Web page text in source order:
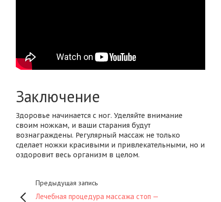
Заключение
Здоровье начинается с ног. Уделяйте внимание
своим ножкам, и ваши старания будут
вознаграждены. Регулярный массаж не только
сделает ножки красивыми и привлекательными, но и
оздоровит весь организм в целом.
Предыдущая запись
Лечебная процедура массажа стоп —